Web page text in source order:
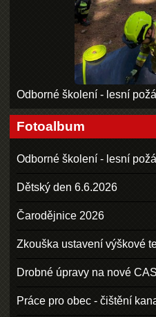
Odborné školení - lesní
Fotoalbum
Odborné školení - lesní
Dětský den 6.6.2026
Čarodějnice 2026
Zkouška ustavení výškové
Drobné úpravy na nové CAS
Práce pro obec - čištění